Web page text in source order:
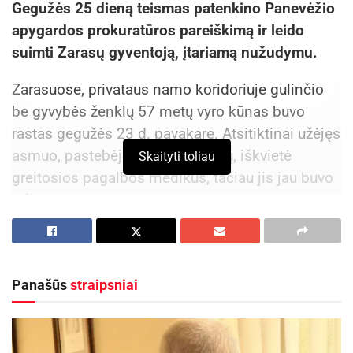
Gegužės 25 dieną teismas patenkino Panevėžio
apygardos prokuratūros pareiškimą ir leido
suimti Zarasų gyventoją, įtariamą nužudymu.
Zarasuose, privataus namo koridoriuje gulinčio
be gyvybės ženklų 57 metų vyro kūnas buvo
rastas gegužės 23 d. pavakarę. Atsitiktinai užėjęs
asmuo, pastebėjęs gulintį žmogų, iškvietė
greitosios pagalbos medikus, tačiau jis jau buvo
miręs.
Pirminiais duomenimis, zarasiškio mirtis
sumuštas per išgertuves kilusio konflikto metu.
Įvykio vietoje sulaikytas neblaivus įtariamasis –
60-metis Zarasų gyventojas. Vyras teisėtvarkos
pareigūnams žinomas, anksčiau teistas 7 kartus.
Skaityti toliau
Panašūsstraipsniai